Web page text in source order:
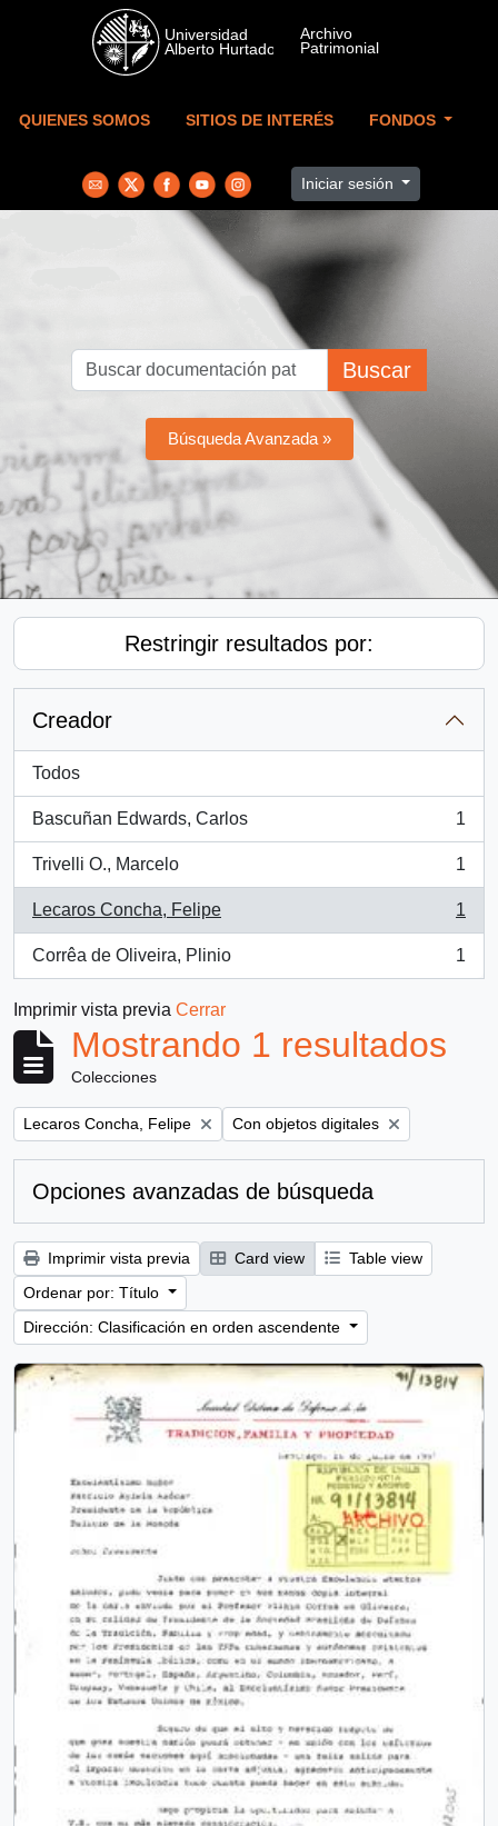
Skip to main content
QUIENES SOMOS SITIOS DE INTERÉS FONDOS
Iniciar sesión
Buscar
Búsqueda Avanzada »
Restringir resultados por:
Creador
Todos
Bascuñan Edwards, Carlos
, 1 resultados
1
Trivelli O., Marcelo
, 1 resultados
1
Lecaros Concha, Felipe
, 1 resultados
1
Corrêa de Oliveira, Plinio
, 1 resultados
1
Imprimir vista previa Cerrar
Mostrando 1 resultados
Colecciones
Remove filter:
Lecaros Concha, Felipe Remove filter:
Con objetos digitales
Opciones avanzadas de búsqueda
Imprimir vista previa Card view
Table view
Ordenar por: Título
Dirección: Clasificación en orden ascendente